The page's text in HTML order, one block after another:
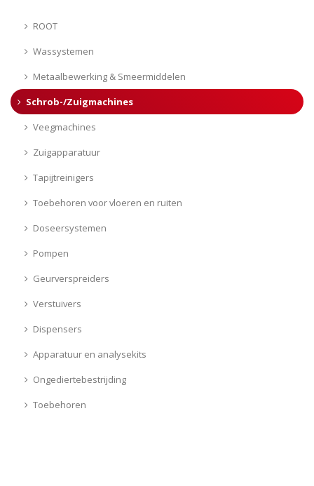
ROOT
Wassystemen
Metaalbewerking & Smeermiddelen
Schrob-/Zuigmachines
Veegmachines
Zuigapparatuur
Tapijtreinigers
Toebehoren voor vloeren en ruiten
Doseersystemen
Pompen
Geurverspreiders
Verstuivers
Dispensers
Apparatuur en analysekits
Ongediertebestrijding
Toebehoren